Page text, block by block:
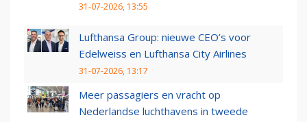
31-07-2026, 13:55
Lufthansa Group: nieuwe CEO’s voor
Edelweiss en Lufthansa City Airlines
31-07-2026, 13:17
Meer passagiers en vracht op
Nederlandse luchthavens in tweede